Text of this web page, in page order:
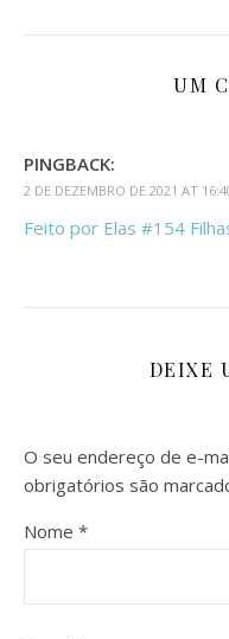
UM
PINGBACK:
2 DE DEZEMBRO DE 2021 AT
Feito por Elas #154
DEIXE
O seu endereço de e-
obrigatórios são
Nome *